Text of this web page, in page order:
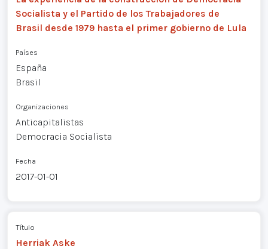
Socialista y el Partido de los Trabajadores de
Brasil desde 1979 hasta el primer gobierno de Lula
Países
España
Brasil
Organizaciones
Anticapitalistas
Democracia Socialista
Fecha
2017-01-01
Título
Herriak Aske